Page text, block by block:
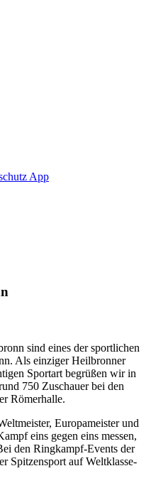
App
sind eines der sportlichen
Als einziger Heilbronner
Sportart begrüßen wir in
750 Zuschauer bei den
Römerhalle.
Europameister und
eins gegen eins messen,
den Ringkampf-Events der
Spitzensport auf Weltklasse-